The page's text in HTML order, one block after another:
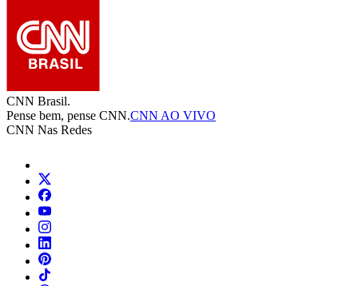
CNN Brasil.
Pense bem, pense CNN.CNN AO VIVO
CNN Nas Redes